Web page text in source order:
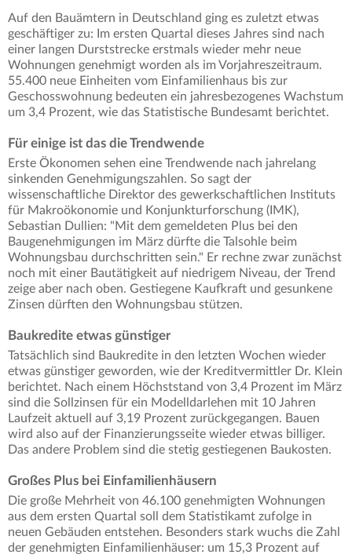
Auf den Bauämtern in Deutschland ging es zuletzt etwas
geschäftiger zu: Im ersten Quartal dieses Jahres sind nach
einer langen Durststrecke erstmals wieder mehr neue
Wohnungen genehmigt worden als im Vorjahreszeitraum.
55.400 neue Einheiten vom Einfamilienhaus bis zur
Geschosswohnung bedeuten ein jahresbezogenes Wachstum
um 3,4 Prozent, wie das Statistische Bundesamt berichtet.
Für einige ist das die Trendwende
Erste Ökonomen sehen eine Trendwende nach jahrelang
sinkenden Genehmigungszahlen. So sagt der
wissenschaftliche Direktor des gewerkschaftlichen Instituts
für Makroökonomie und Konjunkturforschung (IMK),
Sebastian Dullien: "Mit dem gemeldeten Plus bei den
Baugenehmigungen im März dürfte die Talsohle beim
Wohnungsbau durchschritten sein." Er rechne zwar zunächst
noch mit einer Bautätigkeit auf niedrigem Niveau, der Trend
zeige aber nach oben. Gestiegene Kaufkraft und gesunkene
Zinsen dürften den Wohnungsbau stützen.
Baukredite etwas günstiger
Tatsächlich sind Baukredite in den letzten Wochen wieder
etwas günstiger geworden, wie der Kreditvermittler Dr. Klein
berichtet. Nach einem Höchststand von 3,4 Prozent im März
sind die Sollzinsen für ein Modelldarlehen mit 10 Jahren
Laufzeit aktuell auf 3,19 Prozent zurückgegangen. Bauen
wird also auf der Finanzierungsseite wieder etwas billiger.
Das andere Problem sind die stetig gestiegenen Baukosten.
Großes Plus bei Einfamilienhäusern
Die große Mehrheit von 46.100 genehmigten Wohnungen
aus dem ersten Quartal soll dem Statistikamt zufolge in
neuen Gebäuden entstehen. Besonders stark wuchs die Zahl
der genehmigten Einfamilienhäuser: um 15,3 Prozent auf